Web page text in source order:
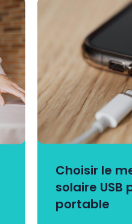
Choisir le
solaire USB
portable